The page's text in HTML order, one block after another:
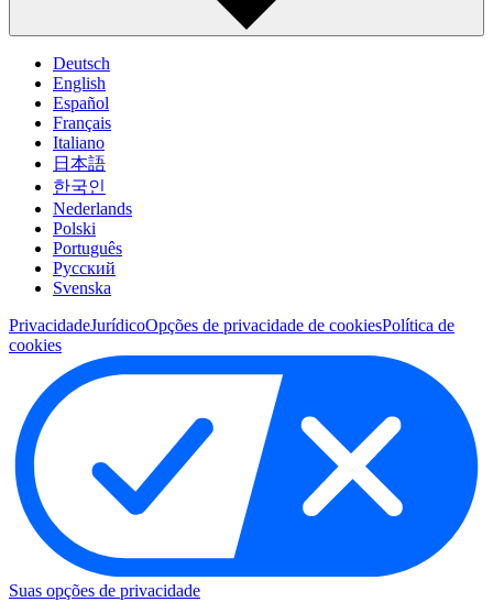
Deutsch
English
Español
Français
Italiano
日本語
한국인
Nederlands
Polski
Português
Pусский
Svenska
PrivacidadeJurídicoOpções de privacidade de cookiesPolítica de
cookies
Suas opções de privacidade